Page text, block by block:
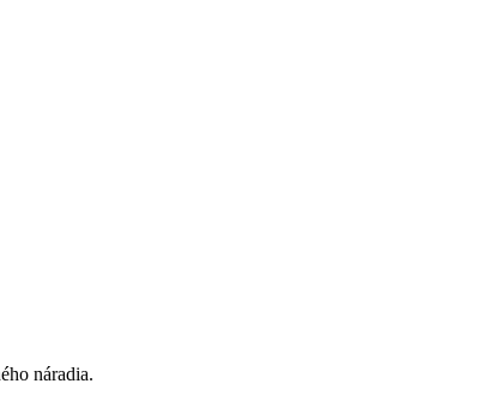
náradia.